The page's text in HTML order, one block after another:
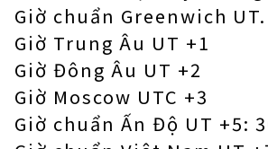
Giờ chuẩn Greenwich UT.
Giờ Trung Âu UT +1
Giờ Đông Âu UT +2
Giờ Moscow UTC +3
Giờ chuẩn Ấn Độ UT +5: